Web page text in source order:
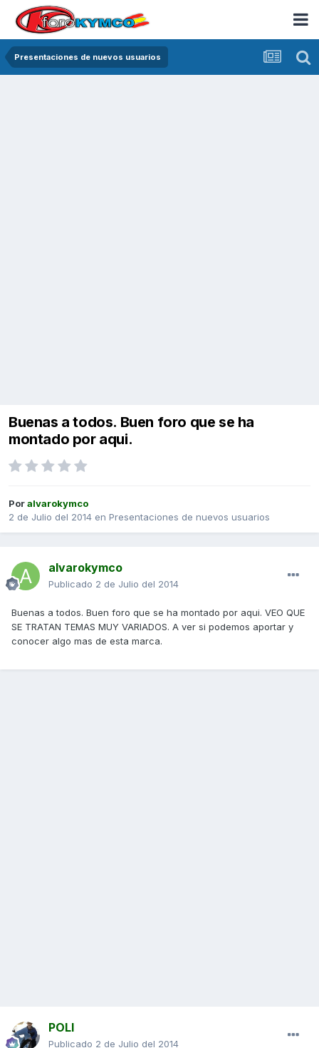
Presentaciones de nuevos usuarios
Buenas a todos. Buen foro que se ha
montado por aqui.
Poralvarokymco
2 de Julio del 2014 en Presentaciones de nuevos usuarios
alvarokymco
Publicado 2 de Julio del 2014
Buenas a todos. Buen foro que se ha montado por aqui. VEO QUE
SE TRATAN TEMAS MUY VARIADOS. A ver si podemos aportar y
conocer algo mas de esta marca.
POLI
Publicado 2 de Julio del 2014